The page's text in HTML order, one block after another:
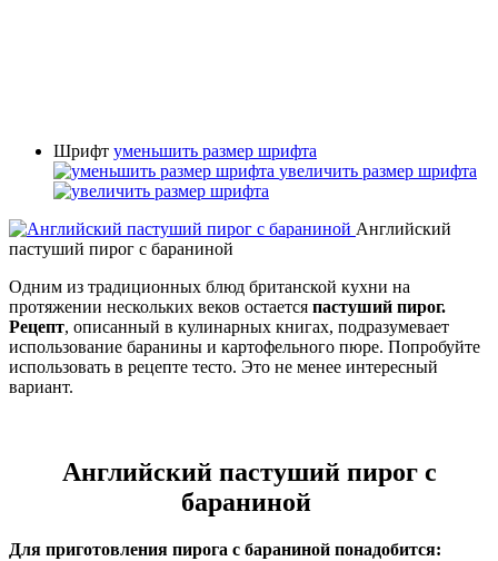
Шрифт уменьшить размер шрифта
увеличить размер шрифта
Английский
пастуший пирог с бараниной
Одним из традиционных блюд британской кухни на
протяжении нескольких веков остается пастуший пирог.
Рецепт, описанный в кулинарных книгах, подразумевает
использование баранины и картофельного пюре. Попробуйте
использовать в рецепте тесто. Это не менее интересный
вариант.
Английский пастуший пирог с
бараниной
Для приготовления пирога с бараниной понадобится: